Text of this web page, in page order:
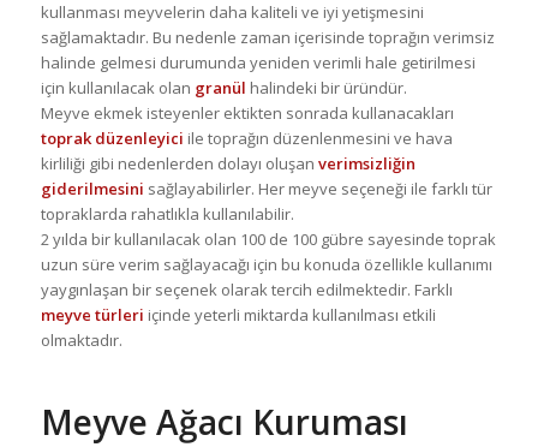
kullanması meyvelerin daha kaliteli ve iyi yetişmesini
sağlamaktadır. Bu nedenle zaman içerisinde toprağın verimsiz
halinde gelmesi durumunda yeniden verimli hale getirilmesi
için kullanılacak olan granül halindeki bir üründür.
Meyve ekmek isteyenler ektikten sonrada kullanacakları
toprak düzenleyici ile toprağın düzenlenmesini ve hava
kirliliği gibi nedenlerden dolayı oluşan verimsizliğin
giderilmesini sağlayabilirler. Her meyve seçeneği ile farklı tür
topraklarda rahatlıkla kullanılabilir.
2 yılda bir kullanılacak olan 100 de 100 gübre sayesinde toprak
uzun süre verim sağlayacağı için bu konuda özellikle kullanımı
yaygınlaşan bir seçenek olarak tercih edilmektedir. Farklı
meyve türleri içinde yeterli miktarda kullanılması etkili
olmaktadır.
Meyve Ağacı Kuruması